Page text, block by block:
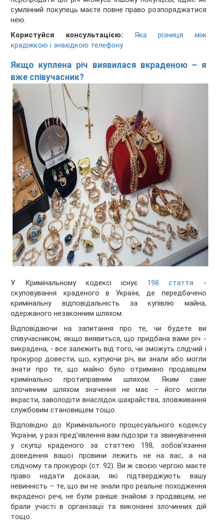
сумлінний покупець маєте повне право розпоряджатися
нею.
Користуйся консультацією:
Яка різниця між
крадіжкою і знахідкою телефону
Якщо куплена річ виявилася вкраденою – я
вже співучасник?
У Кримінальному кодексі існує 198 стаття -
скуповування краденого в Україні, де передбачено
кримінальну відповідальність за купівлю майна,
одержаного незаконним шляхом.
Відповідаючи на запитання про те, чи будете ви
співучасником, якщо виявиться, що придбана вами річ -
викрадена, - все залежить від того, чи зможуть слідчий і
прокурор довести, що, купуючи річ, ви знали або могли
знати про те, що майно було отримано продавцем
кримінально протиправним шляхом. Яким саме
злочинним шляхом значення не має – його могли
вкрасти, заволодіти внаслідок шахрайства, зловживання
службовим становищем тощо.
Відповідно до Кримінального процесуального кодексу
України, у разі пред'явлення вам підозри та звинувачення
у скупці краденого за статтею 198, зобов'язання
доведення вашої провини лежить не на вас, а на
слідчому та прокурорі (ст. 92). Ви ж своєю чергою маєте
право надати докази, які підтверджують вашу
невинність – те, що ви не знали про реальне походження
вкраденої речі, не були раніше знайомі з продавцем, не
брали участі в організації та виконанні злочинних дій
тощо.